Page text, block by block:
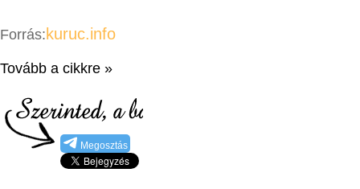
Forrás: kuruc.info
Tovább a cikkre »
Megosztás